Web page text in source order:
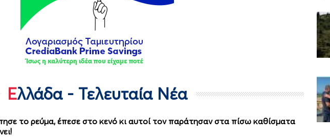
Ελλάδα - Τελευταία Νέα
το ρεύμα, έπεσε στο κενό κι αυτοί τον παράτησαν στα πίσω καθίσματα